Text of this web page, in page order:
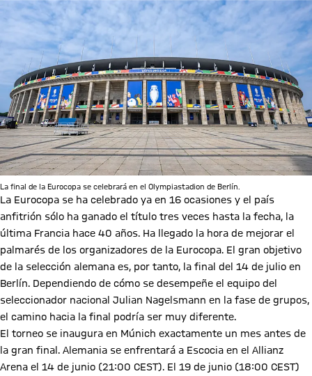
La final de la Eurocopa se celebrará en el Olympiastadion de Berlín.
La Eurocopa se ha celebrado ya en 16 ocasiones y el país
anfitrión sólo ha ganado el título tres veces hasta la fecha, la
última Francia hace 40 años. Ha llegado la hora de mejorar el
palmarés de los organizadores de la Eurocopa. El gran objetivo
de la selección alemana es, por tanto, la final del 14 de julio en
Berlín. Dependiendo de cómo se desempeñe el equipo del
seleccionador nacional Julian Nagelsmann en la fase de grupos,
el camino hacia la final podría ser muy diferente.
El torneo se inaugura en Múnich exactamente un mes antes de
la gran final. Alemania se enfrentará a Escocia en el Allianz
Arena el 14 de junio (21:00 CEST). El 19 de junio (18:00 CEST)